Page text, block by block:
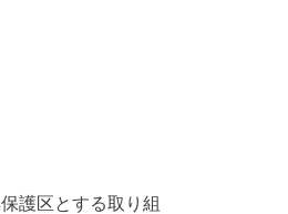
護区とする取り組